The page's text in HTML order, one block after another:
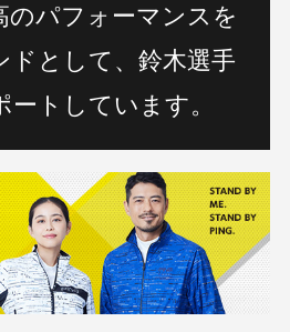
のパフォーマンスを
ドとして、鈴木選手
トしています。